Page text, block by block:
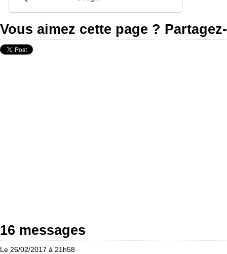
Vous aimez cette page ?
16 messages
Le 26/02/2017 à 21h58